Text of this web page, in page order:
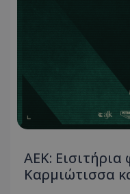
ΑΕΚ:
Καρμιώτισσα